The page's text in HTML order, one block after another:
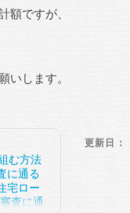
額ですが、
いします。
む方法
に通る
宅ロー
査に通
更新日：